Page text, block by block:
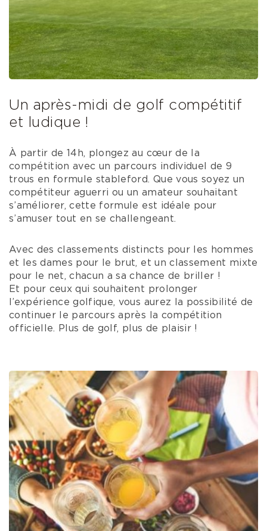
Un après-midi de golf compétitif
et ludique !
À partir de 14h, plongez au cœur de la
compétition avec un parcours individuel de 9
trous en formule stableford. Que vous soyez un
compétiteur aguerri ou un amateur souhaitant
s’améliorer, cette formule est idéale pour
s’amuser tout en se challengeant.
Avec des classements distincts pour les hommes
et les dames pour le brut, et un classement mixte
pour le net, chacun a sa chance de briller !
Et pour ceux qui souhaitent prolonger
l’expérience golfique, vous aurez la possibilité de
continuer le parcours après la compétition
officielle. Plus de golf, plus de plaisir !